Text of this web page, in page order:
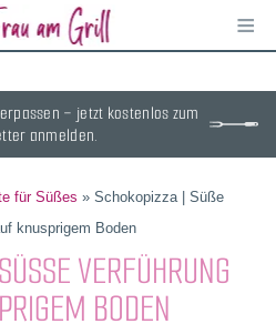
≡
– jetzt kostenlos zum
anmelden.
für Süßes » Schokopizza | Süße
knusprigem Boden
VERFÜHRUNG A
BODEN